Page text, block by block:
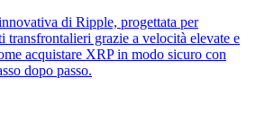
di Ripple, progettata per
transfrontalieri grazie a velocità elevate e
acquistare XRP in modo sicuro con
dopo passo.